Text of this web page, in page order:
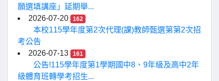
願選填講座」延期舉...
2026-07-20
162
本校115學年度第2次代理(課)教師甄選第第2次招
考公告
2026-07-13
161
公告!115學年度第1學期國中8、9年級及高中2年
級體育班轉學考招生...